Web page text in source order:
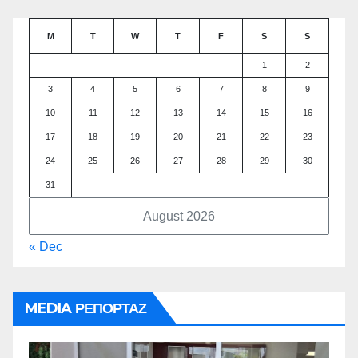
August 2026
M T W T F S S
1 2
3 4 5 6 7 8 9
10 11 12 13 14 15 16
17 18 19 20 21 22 23
24 25 26 27 28 29 30
31
« Dec
MEDIA ΡΕΠΟΡΤΑΖ